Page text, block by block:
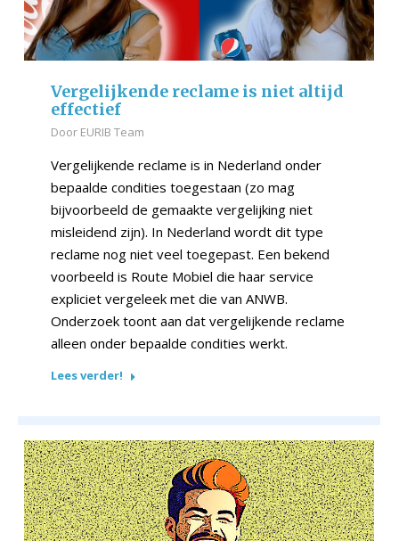
Vergelijkende reclame is niet altijd
effectief
Door EURIB Team
Vergelijkende reclame is in Nederland onder
bepaalde condities toegestaan (zo mag
bijvoorbeeld de gemaakte vergelijking niet
misleidend zijn). In Nederland wordt dit type
reclame nog niet veel toegepast. Een bekend
voorbeeld is Route Mobiel die haar service
expliciet vergeleek met die van ANWB.
Onderzoek toont aan dat vergelijkende reclame
alleen onder bepaalde condities werkt.
Lees verder!